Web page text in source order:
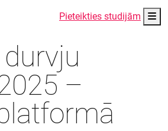
Pieteikties studijām
–